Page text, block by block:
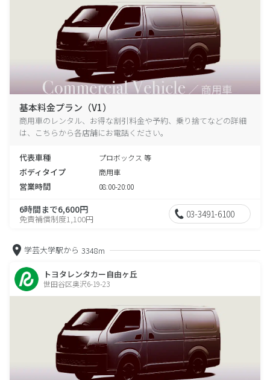
基本料金プラン（V1）
商用車のレンタル、お得な割引料金や予約、乗り捨てなどの詳細
は、こちらから各店舗にお電話ください。
代表車種 プロボックス 等
ボディタイプ 商用車
営業時間 08:00-20:00
6時間まで6,600円
免責補償制度1,100円 03-3491-6100
学芸大学駅から 3348m
トヨタレンタカー自由ヶ丘
世田谷区奥沢6-19-23